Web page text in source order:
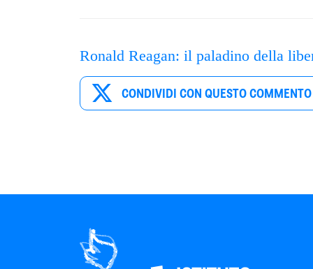
Ronald Reagan: il paladino della
CONDIVIDI CON QUESTO COMMENTO